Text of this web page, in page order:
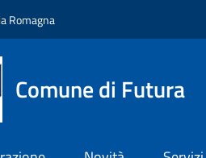
Romagna
Comune di Futura